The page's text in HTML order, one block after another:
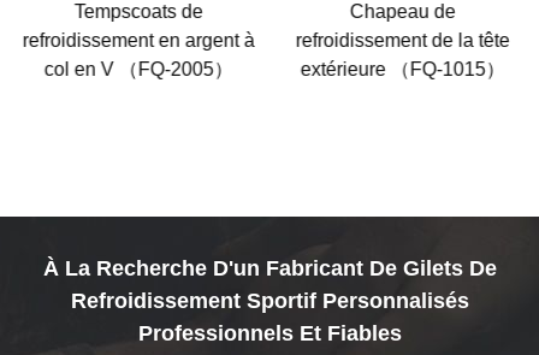
Tempscoats de
refroidissement en argent à
col en V （FQ-2005）
Chapeau de
refroidissement de la tête
extérieure （FQ-1015）
À La Recherche D'un Fabricant De Gilets De
Refroidissement Sportif Personnalisés
Professionnels Et Fiables